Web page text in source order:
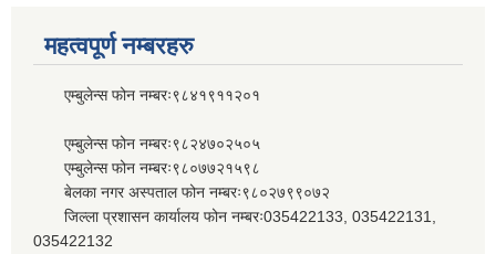
महत्वपूर्ण नम्बरहरु
एम्बुलेन्स फोन नम्बरः९८४१९११२०१
एम्बुलेन्स फोन नम्बरः९८२४७०२५०५
एम्बुलेन्स फोन नम्बरः९८०७७२१५९८
बेलका नगर अस्पताल फोन नम्बरः९८०२७९९०७२
जिल्ला प्रशासन कार्यालय फोन नम्बरः035422133, 035422131,
035422132